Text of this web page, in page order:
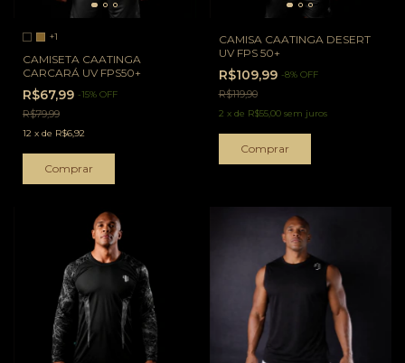
+1
CAMISETA CAATINGA
CARCARÁ UV FPS50+
R$67,99 -15% OFF
R$79,99
12 x de R$6,92
Comprar
CAMISA CAATINGA DESERT
UV FPS 50+
R$109,99 -8% OFF
R$119,90
2 x de R$55,00 sem juros
Comprar